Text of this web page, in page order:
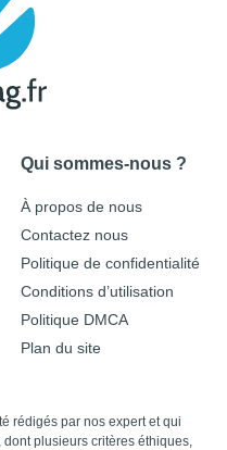
Qui sommes-nous ?
À propos de nous
Contactez nous
Politique de confidentialité
Conditions d’utilisation
Politique DMCA
Plan du site
rédigés par nos expert et qui
dont plusieurs critères éthiques,